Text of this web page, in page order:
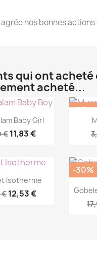
agrée nos bonnes
qui ont
acheté...
Baby Girl
€ 11,83 €

-30%
Isotherme
€ 12,53 € 
-30%